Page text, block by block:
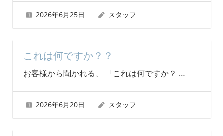
2026年6月25日 スタッフ
これは何ですか？？
お客様から聞かれる、 「これは何ですか？ …
2026年6月20日 スタッフ